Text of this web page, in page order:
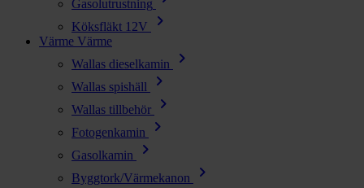
Gasolutrustning
Köksfläkt 12V chevron_right
Värme Värme
Wallas dieselkamin
chevron_right
Wallas spishäll chevron_right
Wallas tillbehör chevron_right
Fotogenkamin chevron_right
Gasolkamin chevron_right
Byggtork/Värmekanon chevron_right